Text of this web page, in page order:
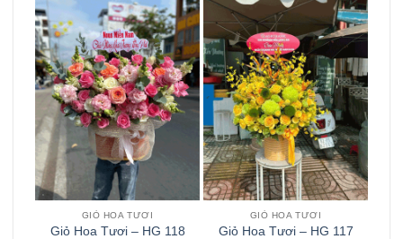
GIỎ HOA TƯƠI
Giỏ Hoa Tươi – HG 118
GIỎ HOA TƯƠI
Giỏ Hoa Tươi – HG 117